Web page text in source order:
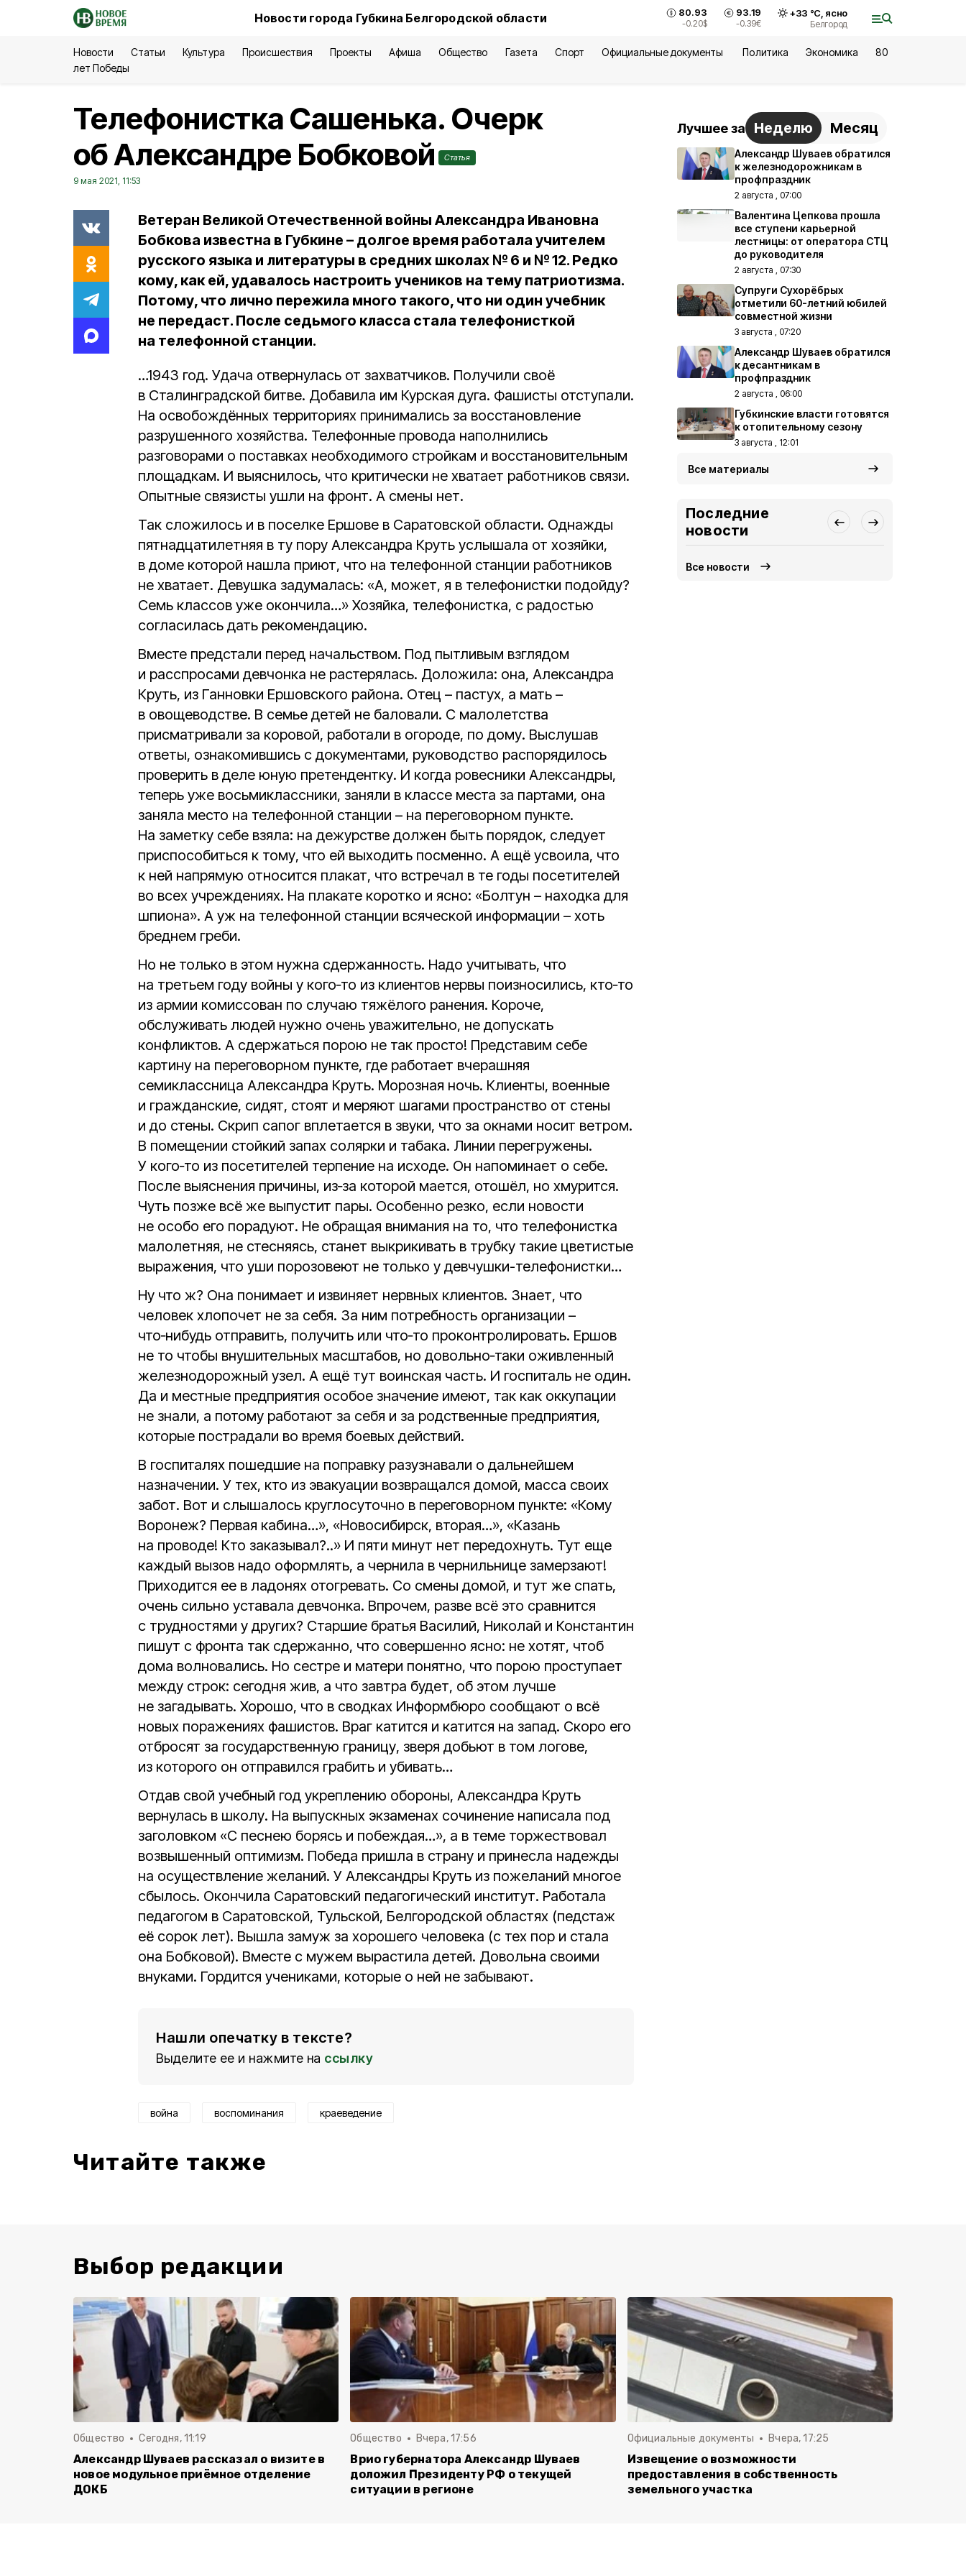
Новости города Губкина Белгородской области 80.93
-0.20$
93.19
-0.39€
+33 °С, ясно
Белгород
Новости Статьи Культура Происшествия Проекты Афиша Общество Газета Спорт Официальные документы Политика Экономика
80
лет Победы
Телефонистка Сашенька. Очерк
об Александре Бобковой
Статья
9 мая 2021, 11:53
Ветеран Великой Отечественной войны Александра Ивановна
Бобкова известна в Губкине – долгое время работала учителем
русского языка и литературы в средних школах № 6 и № 12. Редко
кому, как ей, удавалось настроить учеников на тему патриотизма.
Потому, что лично пережила много такого, что ни один учебник
не передаст. После седьмого класса стала телефонисткой
на телефонной станции.
…1943 год. Удача отвернулась от захватчиков. Получили своё
в Сталинградской битве. Добавила им Курская дуга. Фашисты отступали.
На освобождённых территориях принимались за восстановление
разрушенного хозяйства. Телефонные провода наполнились
разговорами о поставках необходимого стройкам и восстановительным
площадкам. И выяснилось, что критически не хватает работников связи.
Опытные связисты ушли на фронт. А смены нет.
Так сложилось и в поселке Ершове в Саратовской области. Однажды
пятнадцатилетняя в ту пору Александра Круть услышала от хозяйки,
в доме которой нашла приют, что на телефонной станции работников
не хватает. Девушка задумалась: «А, может, я в телефонистки подойду?
Семь классов уже окончила…» Хозяйка, телефонистка, с радостью
согласилась дать рекомендацию.
Вместе предстали перед начальством. Под пытливым взглядом
и расспросами девчонка не растерялась. Доложила: она, Александра
Круть, из Ганновки Ершовского района. Отец – пастух, а мать –
в овощеводстве. В семье детей не баловали. С малолетства
присматривали за коровой, работали в огороде, по дому. Выслушав
ответы, ознакомившись с документами, руководство распорядилось
проверить в деле юную претендентку. И когда ровесники Александры,
теперь уже восьмиклассники, заняли в классе места за партами, она
заняла место на телефонной станции – на переговорном пункте.
На заметку себе взяла: на дежурстве должен быть порядок, следует
приспособиться к тому, что ей выходить посменно. А ещё усвоила, что
к ней напрямую относится плакат, что встречал в те годы посетителей
во всех учреждениях. На плакате коротко и ясно: «Болтун – находка для
шпиона». А уж на телефонной станции всяческой информации – хоть
бреднем греби.
Но не только в этом нужна сдержанность. Надо учитывать, что
на третьем году войны у кого‑то из клиентов нервы поизносились, кто‑то
из армии комиссован по случаю тяжёлого ранения. Короче,
обслуживать людей нужно очень уважительно, не допускать
конфликтов. А сдержаться порою не так просто! Представим себе
картину на переговорном пункте, где работает вчерашняя
семиклассница Александра Круть. Морозная ночь. Клиенты, военные
и гражданские, сидят, стоят и меряют шагами пространство от стены
и до стены. Скрип сапог вплетается в звуки, что за окнами носит ветром.
В помещении стойкий запах солярки и табака. Линии перегружены.
У кого‑то из посетителей терпение на исходе. Он напоминает о себе.
После выяснения причины, из‑за которой мается, отошёл, но хмурится.
Чуть позже всё же выпустит пары. Особенно резко, если новости
не особо его порадуют. Не обращая внимания на то, что телефонистка
малолетняя, не стесняясь, станет выкрикивать в трубку такие цветистые
выражения, что уши порозовеют не только у девчушки-телефонистки…
Ну что ж? Она понимает и извиняет нервных клиентов. Знает, что
человек хлопочет не за себя. За ним потребность организации –
что‑нибудь отправить, получить или что‑то проконтролировать. Ершов
не то чтобы внушительных масштабов, но довольно‑таки оживленный
железнодорожный узел. А ещё тут воинская часть. И госпиталь не один.
Да и местные предприятия особое значение имеют, так как оккупации
не знали, а потому работают за себя и за родственные предприятия,
которые пострадали во время боевых действий.
В госпиталях пошедшие на поправку разузнавали о дальнейшем
назначении. У тех, кто из эвакуации возвращался домой, масса своих
забот. Вот и слышалось круглосуточно в переговорном пункте: «Кому
Воронеж? Первая кабина…», «Новосибирск, вторая…», «Казань
на проводе! Кто заказывал?..» И пяти минут нет передохнуть. Тут еще
каждый вызов надо оформлять, а чернила в чернильнице замерзают!
Приходится ее в ладонях отогревать. Со смены домой, и тут же спать,
очень сильно уставала девчонка. Впрочем, разве всё это сравнится
с трудностями у других? Старшие братья Василий, Николай и Константин
пишут с фронта так сдержанно, что совершенно ясно: не хотят, чтоб
дома волновались. Но сестре и матери понятно, что порою проступает
между строк: сегодня жив, а что завтра будет, об этом лучше
не загадывать. Хорошо, что в сводках Информбюро сообщают о всё
новых поражениях фашистов. Враг катится и катится на запад. Скоро его
отбросят за государственную границу, зверя добьют в том логове,
из которого он отправился грабить и убивать…
Отдав свой учебный год укреплению обороны, Александра Круть
вернулась в школу. На выпускных экзаменах сочинение написала под
заголовком «С песнею борясь и побеждая…», а в теме торжествовал
возвышенный оптимизм. Победа пришла в страну и принесла надежды
на осуществление желаний. У Александры Круть из пожеланий многое
сбылось. Окончила Саратовский педагогический институт. Работала
педагогом в Саратовской, Тульской, Белгородской областях (педстаж
её сорок лет). Вышла замуж за хорошего человека (с тех пор и стала
она Бобковой). Вместе с мужем вырастила детей. Довольна своими
внуками. Гордится учениками, которые о ней не забывают.
Нашли опечатку в тексте?
Выделите ее и нажмите на ссылку
война воспоминания краеведение
Читайте также
Лучшее за Неделю Месяц
Александр Шуваев обратился
к железнодорожникам в
профпраздник
2 августа , 07:00
Валентина Цепкова прошла
все ступени карьерной
лестницы: от оператора СТЦ
до руководителя
2 августа , 07:30
Супруги Сухорёбрых
отметили 60-летний юбилей
совместной жизни
3 августа , 07:20
Александр Шуваев обратился
к десантникам в
профпраздник
2 августа , 06:00
Губкинские власти готовятся
к отопительному сезону
3 августа , 12:01
Все материалы
Последние
новости
Все новости
Выбор редакции
Общество Сегодня, 11:19
Александр Шуваев рассказал о визите в
новое модульное приёмное отделение
ДОКБ
Общество Вчера, 17:56
Врио губернатора Александр Шуваев
доложил Президенту РФ о текущей
ситуации в регионе
Официальные документы Вчера, 17:25
Извещение о возможности
предоставления в собственность
земельного участка